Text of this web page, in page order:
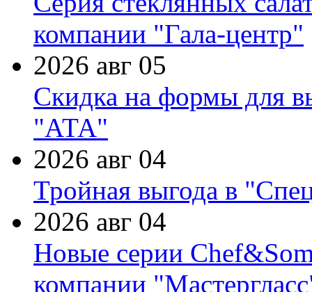
компании "Гала-центр"
2026 авг 05
Скидка на формы для
"АТА"
2026 авг 04
Тройная выгода в
2026 авг 04
Новые серии
компании